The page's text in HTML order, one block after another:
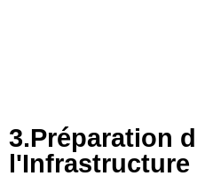
3.Préparation
l'Infrastructure